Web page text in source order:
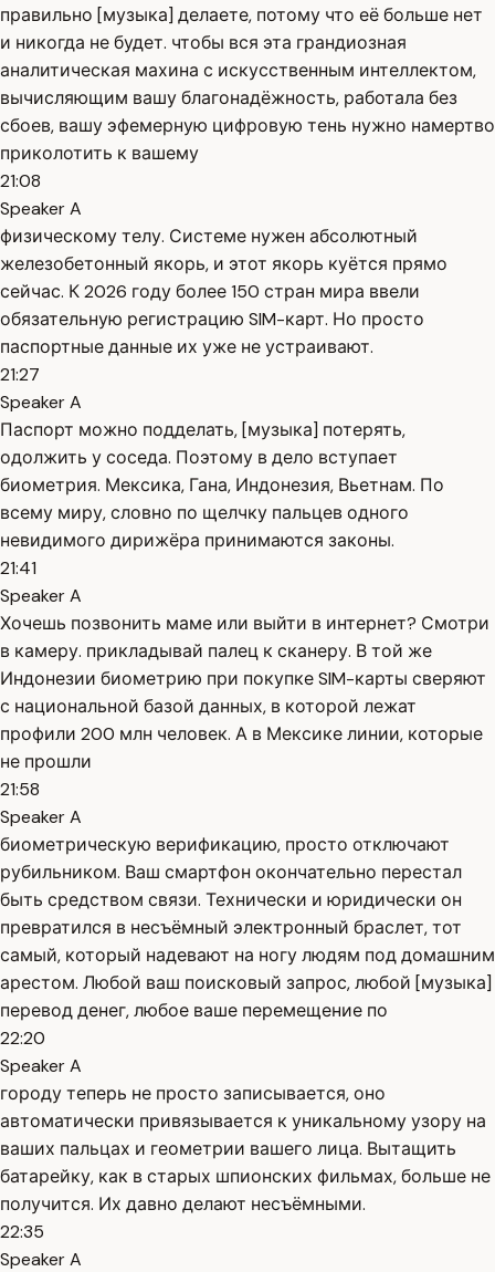
правильно [музыка] делаете, потому что её больше нет
и никогда не будет. чтобы вся эта грандиозная
аналитическая махина с искусственным интеллектом,
вычисляющим вашу благонадёжность, работала без
сбоев, вашу эфемерную цифровую тень нужно намертво
приколотить к вашему
21:08
Speaker A
физическому телу. Системе нужен абсолютный
железобетонный якорь, и этот якорь куётся прямо
сейчас. К 2026 году более 150 стран мира ввели
обязательную регистрацию SIM-карт. Но просто
паспортные данные их уже не устраивают.
21:27
Speaker A
Паспорт можно подделать, [музыка] потерять,
одолжить у соседа. Поэтому в дело вступает
биометрия. Мексика, Гана, Индонезия, Вьетнам. По
всему миру, словно по щелчку пальцев одного
невидимого дирижёра принимаются законы.
21:41
Speaker A
Хочешь позвонить маме или выйти в интернет? Смотри
в камеру. прикладывай палец к сканеру. В той же
Индонезии биометрию при покупке SIM-карты сверяют
с национальной базой данных, в которой лежат
профили 200 млн человек. А в Мексике линии, которые
не прошли
21:58
Speaker A
биометрическую верификацию, просто отключают
рубильником. Ваш смартфон окончательно перестал
быть средством связи. Технически и юридически он
превратился в несъёмный электронный браслет, тот
самый, который надевают на ногу людям под домашним
арестом. Любой ваш поисковый запрос, любой [музыка]
перевод денег, любое ваше перемещение по
22:20
Speaker A
городу теперь не просто записывается, оно
автоматически привязывается к уникальному узору на
ваших пальцах и геометрии вашего лица. Вытащить
батарейку, как в старых шпионских фильмах, больше не
получится. Их давно делают несъёмными.
22:35
Speaker A